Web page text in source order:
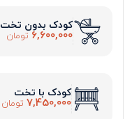
کودک بدون تخت
6,600,000 تومان
کودک با تخت
7,450,000 تومان